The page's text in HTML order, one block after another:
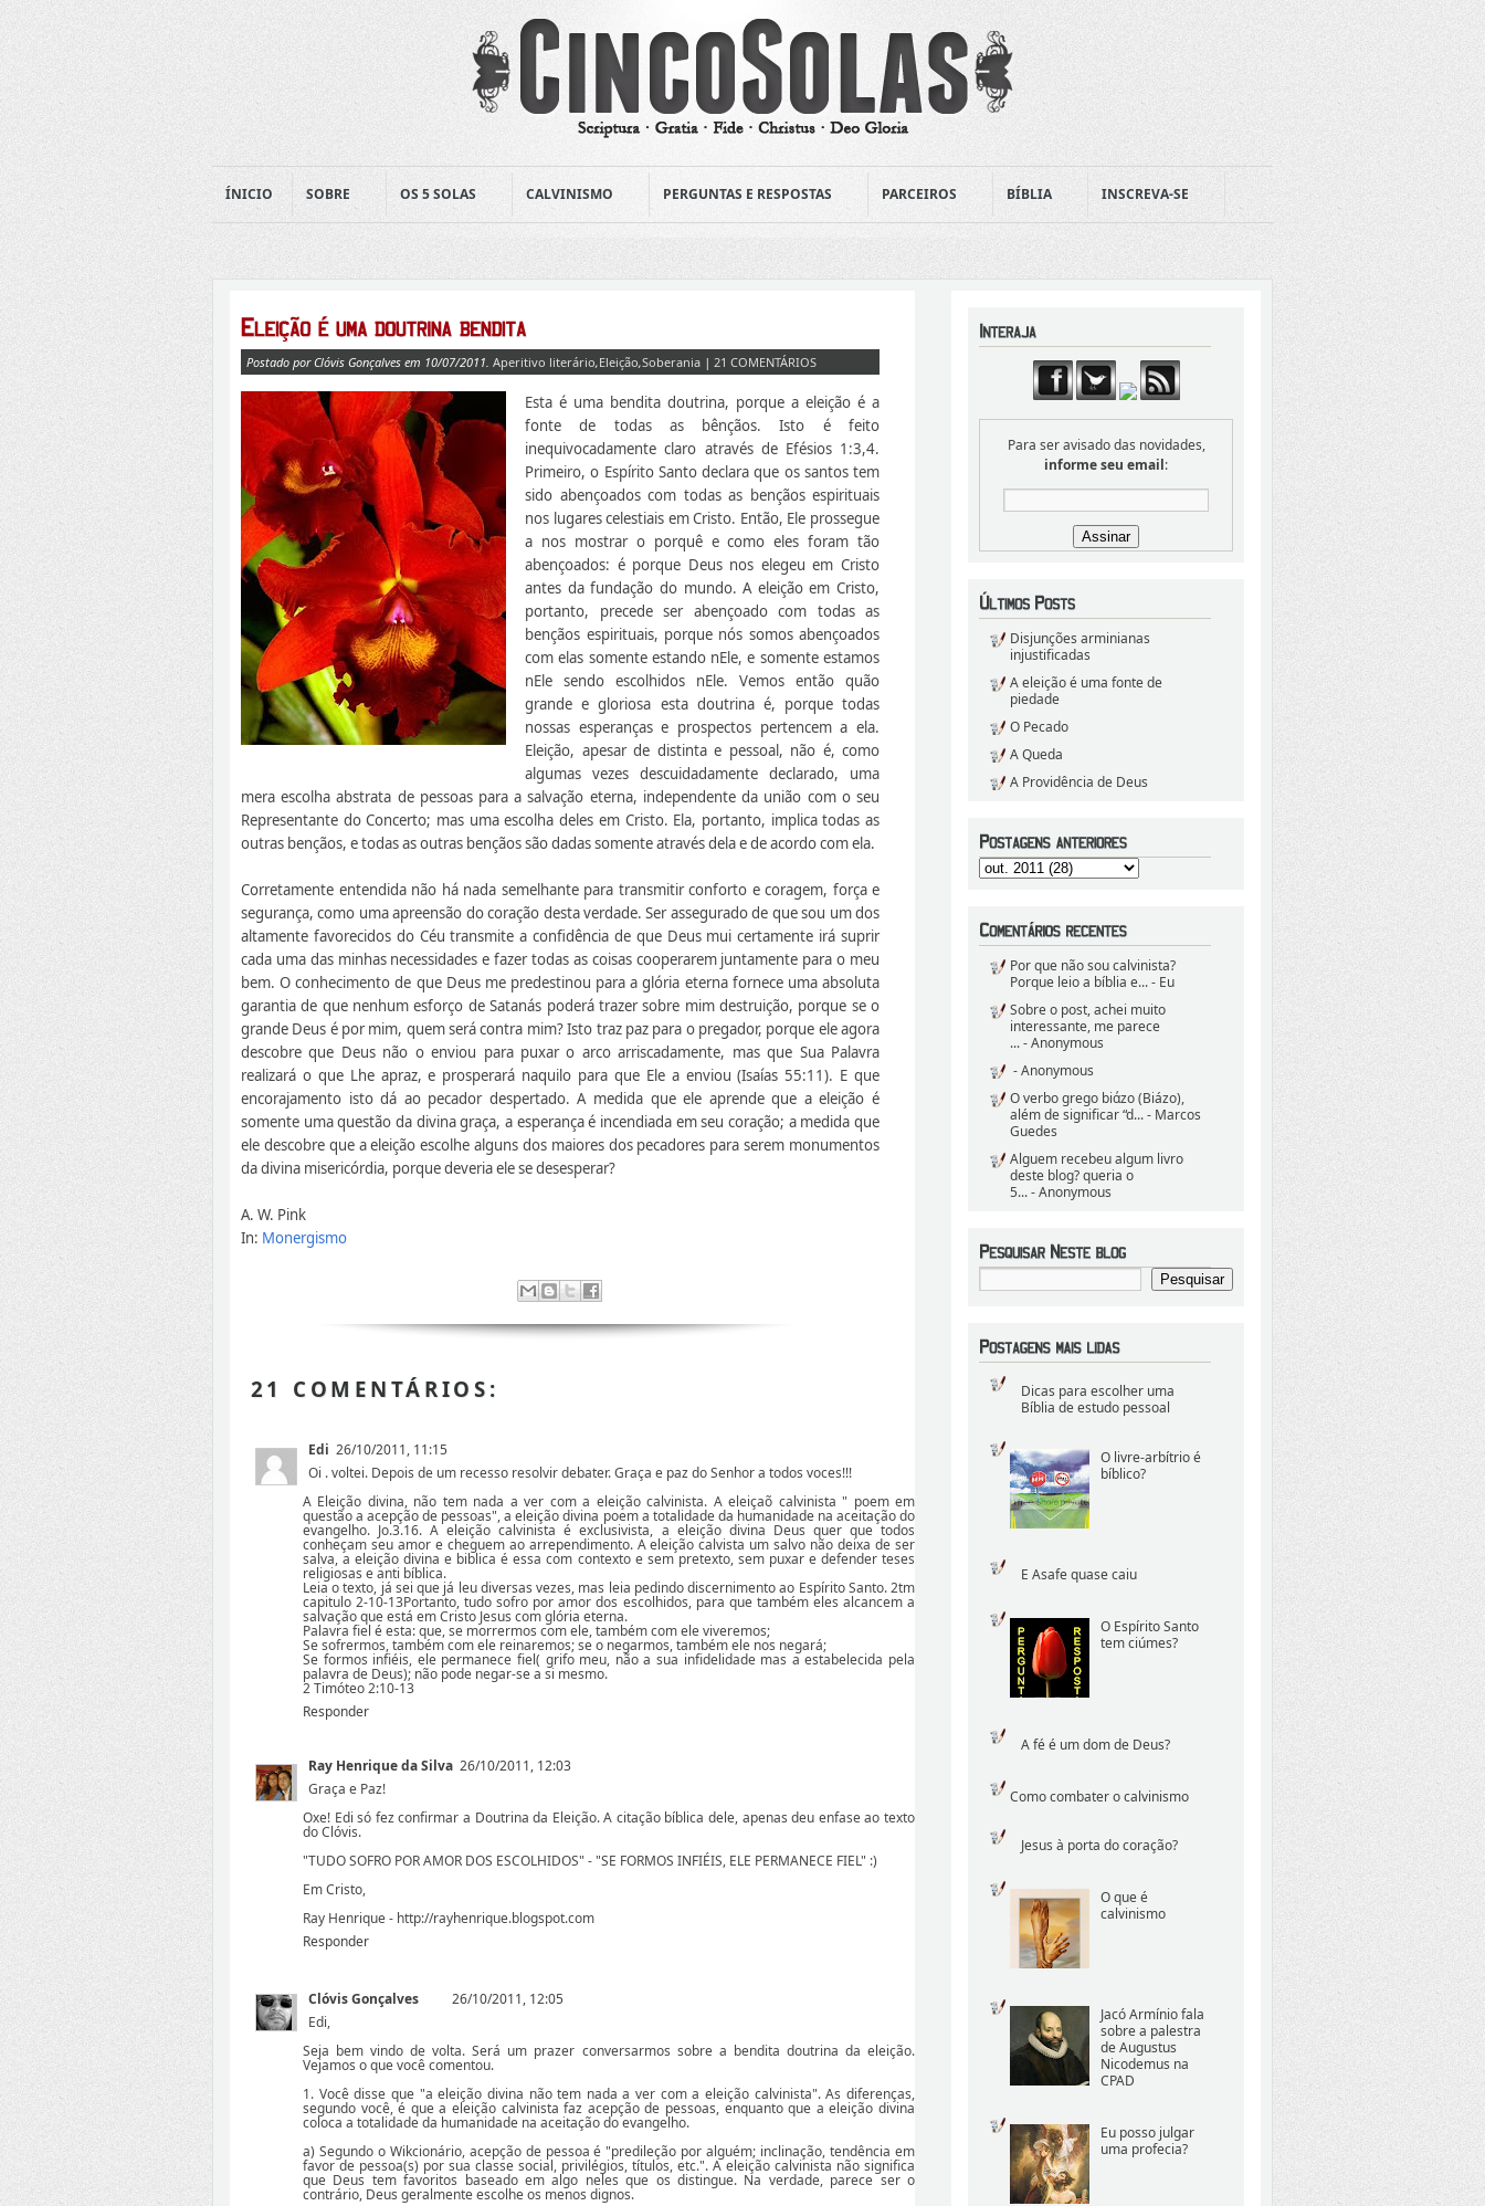
ÍNICIO SOBRE OS 5 SOLAS CALVINISMO PERGUNTAS E RESPOSTAS PARCEIROS BÍBLIA INSCREVA-SE
Para ser avisado das novidades,
informe seu email:
Disjunções arminianas
injustificadas
A eleição é uma fonte de
piedade
O Pecado
A Queda
A Providência de Deus
Por que não sou calvinista?
Porque leio a bíblia e...- Eu
Sobre o post, achei muito
interessante, me parece
...- Anonymous
- Anonymous
O verbo grego biάzo (Biázo),
além de significar “d...- Marcos
Guedes
Alguem recebeu algum livro
deste blog? queria o
5...- Anonymous
Dicas para escolher uma
Bíblia de estudo pessoal
O livre-arbítrio é
bíblico?
E Asafe quase caiu
O Espírito Santo
tem ciúmes?
A fé é um dom de Deus?
Como combater o calvinismo
Jesus à porta do coração?
O que é
calvinismo
Jacó Armínio fala
sobre a palestra
de Augustus
Nicodemus na
CPAD
Eu posso julgar
uma profecia?
Postado por Clóvis Gonçalves em 10/07/2011. Aperitivo literário,Eleição,Soberania | 21 COMENTÁRIOS
Esta é uma bendita doutrina, porque a eleição é a
fonte de todas as bênçãos. Isto é feito
inequivocadamente claro através de Efésios 1:3,4.
Primeiro, o Espírito Santo declara que os santos tem
sido abençoados com todas as bençãos espirituais
nos lugares celestiais em Cristo. Então, Ele prossegue
a nos mostrar o porquê e como eles foram tão
abençoados: é porque Deus nos elegeu em Cristo
antes da fundação do mundo. A eleição em Cristo,
portanto, precede ser abençoado com todas as
bençãos espirituais, porque nós somos abençoados
com elas somente estando nEle, e somente estamos
nEle sendo escolhidos nEle. Vemos então quão
grande e gloriosa esta doutrina é, porque todas
nossas esperanças e prospectos pertencem a ela.
Eleição, apesar de distinta e pessoal, não é, como
algumas vezes descuidadamente declarado, uma
mera escolha abstrata de pessoas para a salvação eterna, independente da união com o seu
Representante do Concerto; mas uma escolha deles em Cristo. Ela, portanto, implica todas as
outras bençãos, e todas as outras bençãos são dadas somente através dela e de acordo com ela.
Corretamente entendida não há nada semelhante para transmitir conforto e coragem, força e
segurança, como uma apreensão do coração desta verdade. Ser assegurado de que sou um dos
altamente favorecidos do Céu transmite a confidência de que Deus mui certamente irá suprir
cada uma das minhas necessidades e fazer todas as coisas cooperarem juntamente para o meu
bem. O conhecimento de que Deus me predestinou para a glória eterna fornece uma absoluta
garantia de que nenhum esforço de Satanás poderá trazer sobre mim destruição, porque se o
grande Deus é por mim, quem será contra mim? Isto traz paz para o pregador, porque ele agora
descobre que Deus não o enviou para puxar o arco arriscadamente, mas que Sua Palavra
realizará o que Lhe apraz, e prosperará naquilo para que Ele a enviou (Isaías 55:11). E que
encorajamento isto dá ao pecador despertado. A medida que ele aprende que a eleição é
somente uma questão da divina graça, a esperança é incendiada em seu coração; a medida que
ele descobre que a eleição escolhe alguns dos maiores dos pecadores para serem monumentos
da divina misericórdia, porque deveria ele se desesperar?
A. W. Pink
In: Monergismo
21 COMENTÁRIOS:
Edi 26/10/2011, 11:15
Oi . voltei. Depois de um recesso resolvir debater. Graça e paz do Senhor a todos voces!!!
A Eleição divina, não tem nada a ver com a eleição calvinista. A eleiçaõ calvinista " poem em
questão a acepção de pessoas", a eleição divina poem a totalidade da humanidade na aceitação do
evangelho. Jo.3.16. A eleição calvinista é exclusivista, a eleição divina Deus quer que todos
conheçam seu amor e cheguem ao arrependimento. A eleição calvista um salvo não deixa de ser
salva, a eleição divina e biblica é essa com contexto e sem pretexto, sem puxar e defender teses
religiosas e anti bíblica.
Leia o texto, já sei que já leu diversas vezes, mas leia pedindo discernimento ao Espírito Santo. 2tm
capitulo 2-10-13Portanto, tudo sofro por amor dos escolhidos, para que também eles alcancem a
salvação que está em Cristo Jesus com glória eterna.
Palavra fiel é esta: que, se morrermos com ele, também com ele viveremos;
Se sofrermos, também com ele reinaremos; se o negarmos, também ele nos negará;
Se formos infiéis, ele permanece fiel( grifo meu, não a sua infidelidade mas a estabelecida pela
palavra de Deus); não pode negar-se a si mesmo.
2 Timóteo 2:10-13
Responder
Ray Henrique da Silva 26/10/2011, 12:03
Graça e Paz!
Oxe! Edi só fez confirmar a Doutrina da Eleição. A citação bíblica dele, apenas deu enfase ao texto
do Clóvis.
"TUDO SOFRO POR AMOR DOS ESCOLHIDOS" - "SE FORMOS INFIÉIS, ELE PERMANECE FIEL" :)
Em Cristo,
Ray Henrique - http://rayhenrique.blogspot.com
Responder
Clóvis Gonçalves
26/10/2011, 12:05
Edi,
Seja bem vindo de volta. Será um prazer conversarmos sobre a bendita doutrina da eleição.
Vejamos o que você comentou.
1. Você disse que "a eleição divina não tem nada a ver com a eleição calvinista". As diferenças,
segundo você, é que a eleição calvinista faz acepção de pessoas, enquanto que a eleição divina
coloca a totalidade da humanidade na aceitação do evangelho.
a) Segundo o Wikcionário, acepção de pessoa é "predileção por alguém; inclinação, tendência em
favor de pessoa(s) por sua classe social, privilégios, títulos, etc.". A eleição calvinista não significa
que Deus tem favoritos baseado em algo neles que os distingue. Na verdade, parece ser o
contrário, Deus geralmente escolhe os menos dignos.